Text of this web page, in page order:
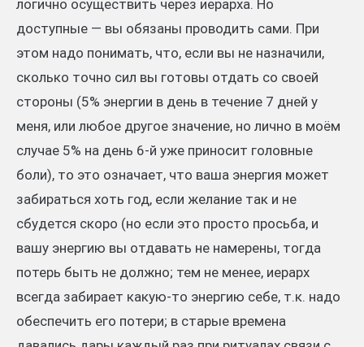
логично осуществить через иерарха. Но
доступные — вы обязаны проводить сами. При
этом надо понимать, что, если вы не назначили,
сколько точно сил вы готовы отдать со своей
стороны (5% энергии в день в течение 7 дней у
меня, или любое другое значение, но лично в моём
случае 5% на день 6-й уже приносит головные
боли), то это означает, что ваша энергия может
забираться хоть год, если желание так и не
сбудется скоро (но если это просто просьба, и
вашу энергию вы отдавать не намерены, тогда
потерь быть не должно; тем не менее, иерарх
всегда забирает какую-то энергию себе, т.к. надо
обеспечить его потери; в старые времена